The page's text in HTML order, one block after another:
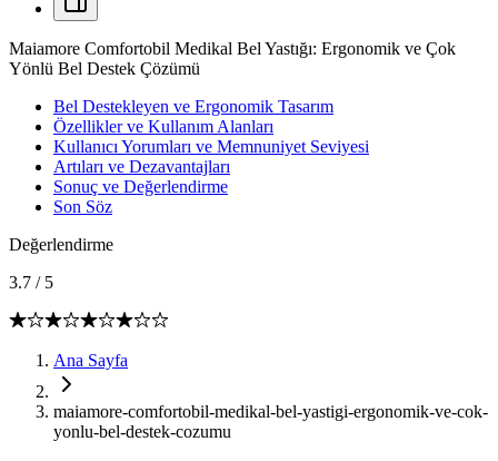
Maiamore Comfortobil Medikal Bel Yastığı: Ergonomik ve Çok
Yönlü Bel Destek Çözümü
Bel Destekleyen ve Ergonomik Tasarım
Özellikler ve Kullanım Alanları
Kullanıcı Yorumları ve Memnuniyet Seviyesi
Artıları ve Dezavantajları
Sonuç ve Değerlendirme
Son Söz
Değerlendirme
3.7 / 5
Ana Sayfa
maiamore-comfortobil-medikal-bel-yastigi-ergonomik-ve-cok-
yonlu-bel-destek-cozumu